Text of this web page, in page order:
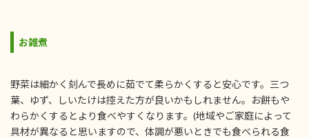
お雑煮
野菜は細かく刻んで長めに茹でて柔らかくすると安心です。三つ
葉、ゆず、しいたけは控えた方が良いかもしれません。お餅もや
わらかくするとより食べやすくなります。(地域やご家庭によって
具材が異なると思いますので、体調が悪いときでも食べられる食